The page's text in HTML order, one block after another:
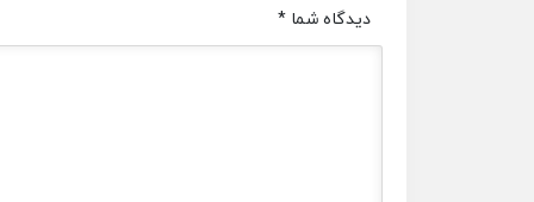
دیدگاه شما *